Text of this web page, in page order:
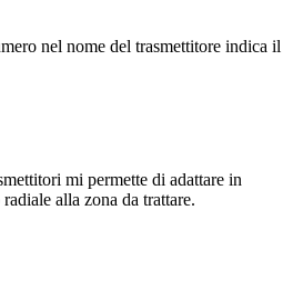
nel nome del trasmettitore indica il
mi permette di adattare in
alla zona da trattare.